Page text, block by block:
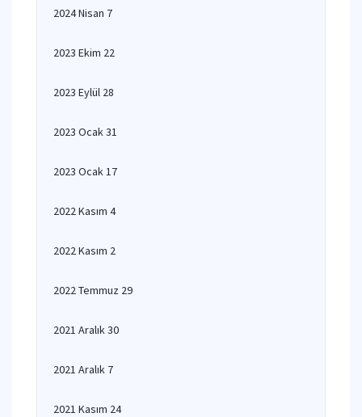
2024 Nisan 7
2023 Ekim 22
2023 Eylül 28
2023 Ocak 31
2023 Ocak 17
2022 Kasım 4
2022 Kasım 2
2022 Temmuz 29
2021 Aralık 30
2021 Aralık 7
2021 Kasım 24